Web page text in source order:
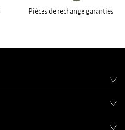
Pièces de rechange garanties